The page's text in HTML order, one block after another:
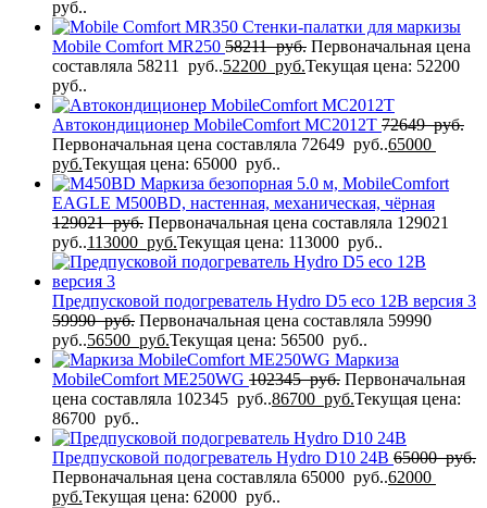
руб..
Стенки-палатки для маркизы
Mobile Comfort МR250 58211руб. Первоначальная цена
составляла 58211 руб..52200 руб.Текущая цена: 52200
руб..
Автокондиционер MobileComfort MC2012T 72649руб.
Первоначальная цена составляла 72649 руб..65000
руб.Текущая цена: 65000 руб..
Маркиза безопорная 5.0 м, MobileComfort
EAGLE M500BD, настенная, механическая, чёрная
129021руб. Первоначальная цена составляла 129021
руб..113000 руб.Текущая цена: 113000 руб..
Предпусковой подогреватель Hydro D5 eco 12В версия 3
59990руб. Первоначальная цена составляла 59990
руб..56500 руб.Текущая цена: 56500 руб..
Маркиза
MobileComfort ME250WG 102345руб. Первоначальная
цена составляла 102345 руб..86700 руб.Текущая цена:
86700 руб..
Предпусковой подогреватель Hydro D10 24В 65000руб.
Первоначальная цена составляла 65000 руб..62000
руб.Текущая цена: 62000 руб..